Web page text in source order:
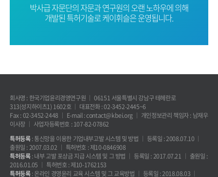
박사급 자문단의 자문과 연구원의 오랜노하우에 의해
개발된 특허기술로케이휘슬은 운영됩니다.
회사명 : 한국기업윤리경영연구원
06151 서울특별시 강남구 테헤란로
313(성지하이츠1) 1602호
대표전화 : 02-3452-2445~6
Fax : 02-3452-2448
E-mail : contact@kbei.org
개인정보관리 책임자 : 남재우
이사장
사업자등록번호 : 107-82-07862
특허등록: 통신망을 이용한 기업내부고발 시스템 및 방법
등록일 : 2008.07.10
출원일 : 2007.03.02
특허번호 : 제10-0846908
특허등록: 내부 고발 포상금 지급 시스템 및 그 방법 등록일 : 2017.07.21
출원일 :
2016.01.05
특허번호 : 제10-1762153
특허등록: 온라인 경영윤리 교육 시스템 및 그 교육방법 등록일 : 2018.08.03